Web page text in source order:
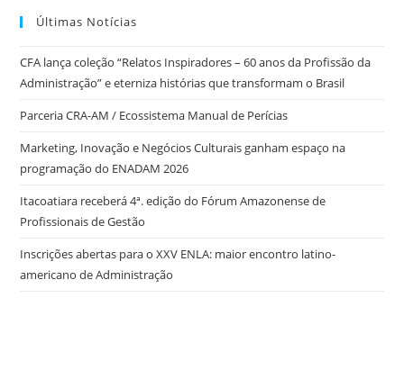
Últimas Notícias
CFA lança coleção “Relatos Inspiradores – 60 anos da Profissão da
Administração” e eterniza histórias que transformam o Brasil
Parceria CRA-AM / Ecossistema Manual de Perícias
Marketing, Inovação e Negócios Culturais ganham espaço na
programação do ENADAM 2026
Itacoatiara receberá 4ª. edição do Fórum Amazonense de
Profissionais de Gestão
Inscrições abertas para o XXV ENLA: maior encontro latino-
americano de Administração